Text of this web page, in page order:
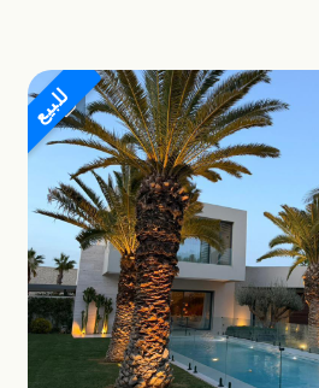
للبيع